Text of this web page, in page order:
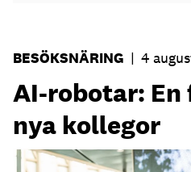
BESÖKSNÄRING | 4
AI-robotar:
nya kollegor